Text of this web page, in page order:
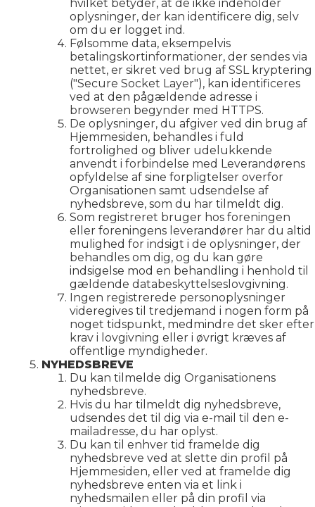
hvilket betyder, at de ikke indeholder
oplysninger, der kan identificere dig, selv
om du er logget ind.
Følsomme data, eksempelvis
betalingskortinformationer, der sendes via
nettet, er sikret ved brug af SSL kryptering
("Secure Socket Layer"), kan identificeres
ved at den pågældende adresse i
browseren begynder med HTTPS.
De oplysninger, du afgiver ved din brug af
Hjemmesiden, behandles i fuld
fortrolighed og bliver udelukkende
anvendt i forbindelse med Leverandørens
opfyldelse af sine forpligtelser overfor
Organisationen samt udsendelse af
nyhedsbreve, som du har tilmeldt dig.
Som registreret bruger hos foreningen
eller foreningens leverandører har du altid
mulighed for indsigt i de oplysninger, der
behandles om dig, og du kan gøre
indsigelse mod en behandling i henhold til
gældende databeskyttelseslovgivning.
Ingen registrerede personoplysninger
videregives til tredjemand i nogen form på
noget tidspunkt, medmindre det sker efter
krav i lovgivning eller i øvrigt kræves af
offentlige myndigheder.
NYHEDSBREVE
Du kan tilmelde dig Organisationens
nyhedsbreve.
Hvis du har tilmeldt dig nyhedsbreve,
udsendes det til dig via e-mail til den e-
mailadresse, du har oplyst.
Du kan til enhver tid framelde dig
nyhedsbreve ved at slette din profil på
Hjemmesiden, eller ved at framelde dig
nyhedsbreve enten via et link i
nyhedsmailen eller på din profil via